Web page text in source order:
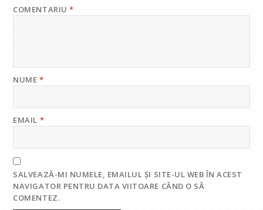
COMENTARIU*
NUME*
EMAIL *
SALVEAZĂ-MI NUMELE, EMAILUL ȘI SITE-UL WEB ÎN ACEST
NAVIGATOR PENTRU DATA VIITOARE CÂND O SĂ
COMENTEZ.